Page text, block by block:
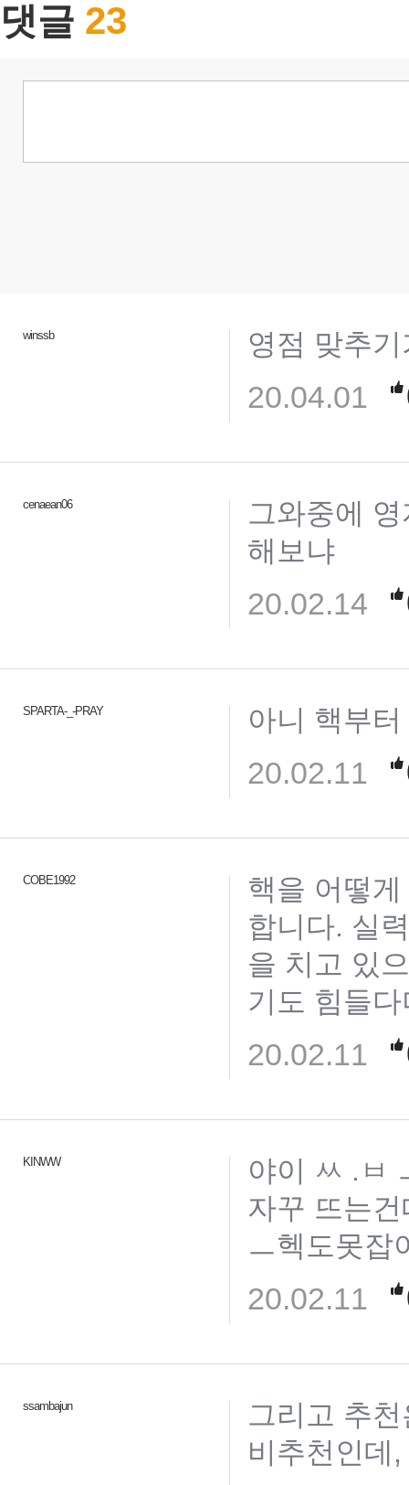
댓글 23
winssb 영점 맞추
20.04.01
cenaean06
그와중에
해보냐
20.02.14
SPARTA-_-PRAY 아니 핵부
20.02.11
COBE1992
핵을 어떻
합니다. 실
을 치고 있
기도 힘들
20.02.11
KINWW
야이 ㅆ .ㅂ
자꾸 뜨는
ㅡ헥도못잡
20.02.11
ssambajun
그리고 추
비추천인데